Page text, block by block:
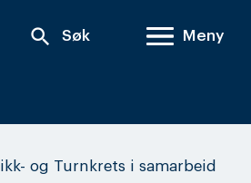
search Søk Meny
og Turnkrets i samarbeid